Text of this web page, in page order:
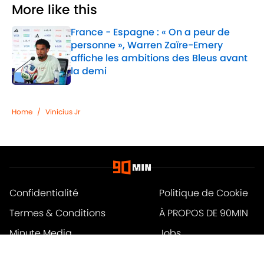
More like this
France - Espagne : « On a peur de
personne », Warren Zaïre-Emery
affiche les ambitions des Bleus avant
la demi
Published by on Invalid Date
Home / Vinicius Jr
Confidentialité
Politique de Cookie
Termes & Conditions
À PROPOS DE 90MIN
Minute Media
Jobs